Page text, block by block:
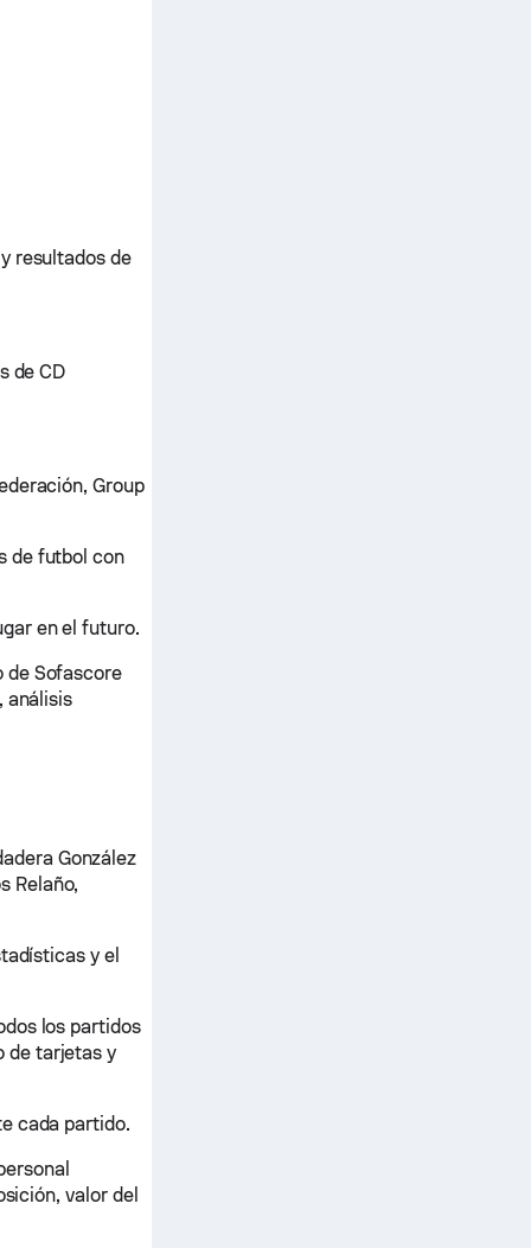
resultados de
de CD
Group
de futbol con
en el futuro.
de Sofascore
análisis
González
Relaño,
y el
los partidos
de tarjetas y
cada partido.
valor del